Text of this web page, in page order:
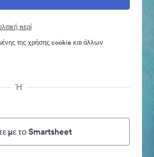
περί
της χρήσης cookie και άλλων
Ή
με το Smartsheet